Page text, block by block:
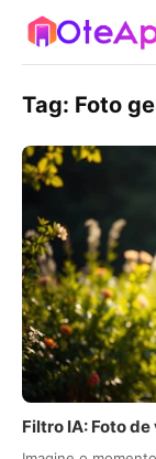
Tag: Foto
Filtro IA: Foto